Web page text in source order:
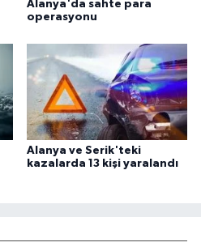
Alanya'da sahte para
operasyonu
Alanya ve Serik'teki
kazalarda 13 kişi yaralandı